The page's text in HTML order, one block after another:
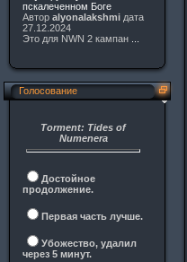
пскалеченном Боге
Автор alyonalakshmi дата
27.12.2024
Это для NWN 2 кампан ...
Голосование
Torment: Tides of
Numenera
Достойное
продолжение.
Первая часть лучше.
Убожество, удалил
через 5 минут.